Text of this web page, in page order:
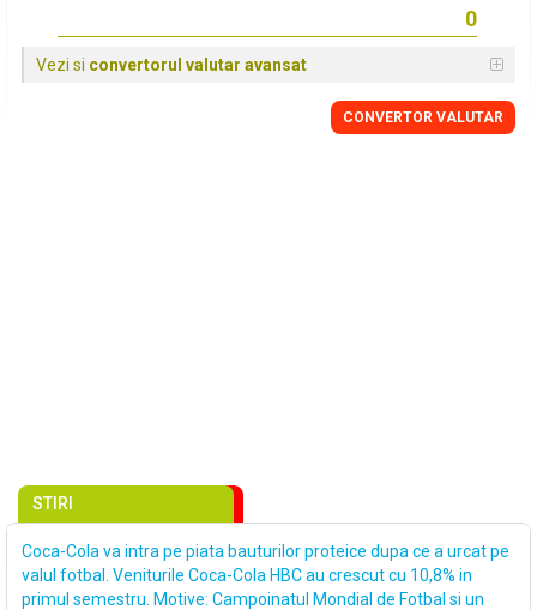
Vezi si convertorul valutar avansat
CONVERTOR VALUTAR
STIRI
Coca-Cola va intra pe piata bauturilor proteice dupa ce a urcat pe
valul fotbal. Veniturile Coca-Cola HBC au crescut cu 10,8% in
primul semestru. Motive: Campoinatul Mondial de Fotbal si un